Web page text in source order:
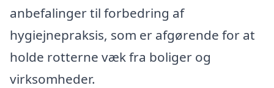
anbefalinger til forbedring af
hygiejnepraksis, som er afgørende for at
holde rotterne væk fra boliger og
virksomheder.